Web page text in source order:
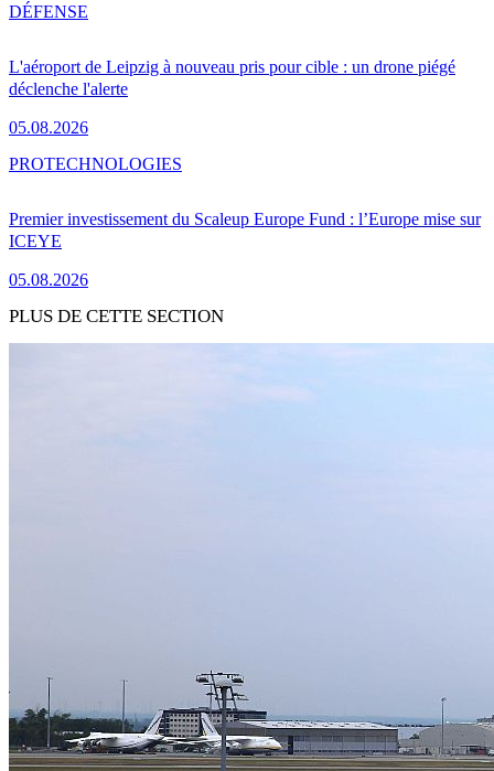
L'aéroport de Leipzig à nouveau pris pour cible : un drone piégé
déclenche l'alerte
05.08.2026
DÉFENSE
Premier investissement du Scaleup Europe Fund : l’Europe mise sur
ICEYE
05.08.2026
PROTECHNOLOGIES
PLUS DE CETTE SECTION